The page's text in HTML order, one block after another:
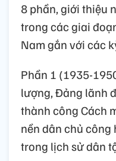
8 phần, giới thiệu
trong các giai
Nam gắn với các
Phần 1 (1935-
lượng, Đảng lãnh
thành công Cách
nền dân chủ công
trong lịch sử dân